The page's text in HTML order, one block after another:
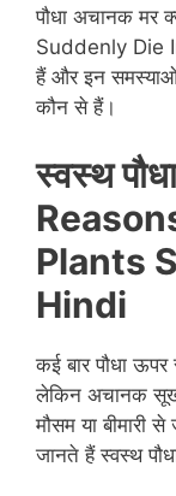
पौधा अचानक मर
Suddenly Die
हैं और इन
कौन से हैं।
स्वस्थ
Plants
Hindi
कई बार पौधा
लेकिन अचानक
मौसम या बीमारी
जानते हैं स्वस्थ